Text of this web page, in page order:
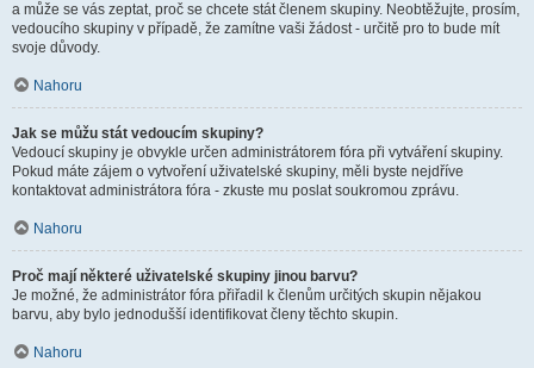
a může se vás zeptat, proč se chcete stát členem skupiny. Neobtěžujte, prosím,
vedoucího skupiny v případě, že zamítne vaši žádost - určitě pro to bude mít
svoje důvody.
Nahoru
Jak se můžu stát vedoucím skupiny?
Vedoucí skupiny je obvykle určen administrátorem fóra při vytváření skupiny.
Pokud máte zájem o vytvoření uživatelské skupiny, měli byste nejdříve
kontaktovat administrátora fóra - zkuste mu poslat soukromou zprávu.
Nahoru
Proč mají některé uživatelské skupiny jinou barvu?
Je možné, že administrátor fóra přiřadil k členům určitých skupin nějakou
barvu, aby bylo jednodušší identifikovat členy těchto skupin.
Nahoru